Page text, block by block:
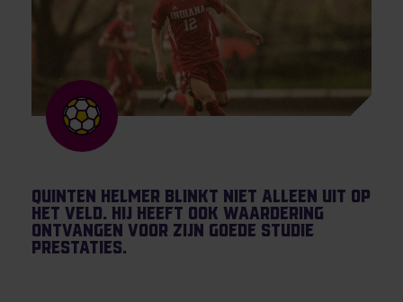
Quinten Helmer blinkt niet alleen uit op
het veld. Hij heeft ook waardering
ontvangen voor zijn goede studie
prestaties.